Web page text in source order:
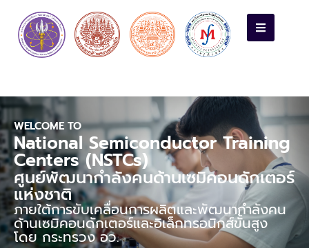
WELCOME TO
National Semiconductor Training
Centers (NSTCs)
ศูนย์พัฒนากําลังคนด้านเซมิคอนดักเตอร์
แห่งชาติ
ภายใต้การขับเคลื่อนการผลิตและพัฒนากำลังคน
ด้านเซมิคอนดักเตอร์และอิเล็กทรอนิกส์ขั้นสูง
โดย กระทรวง อว.